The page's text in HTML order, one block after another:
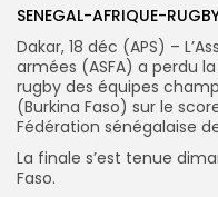
SENEGAL-AFRIQUE-
Dakar, 18 déc (APS) –
armées (ASFA) a perdu
rugby des équipes
(Burkina Faso) sur le
Fédération sénégalaise
La finale s’est tenue
Faso.